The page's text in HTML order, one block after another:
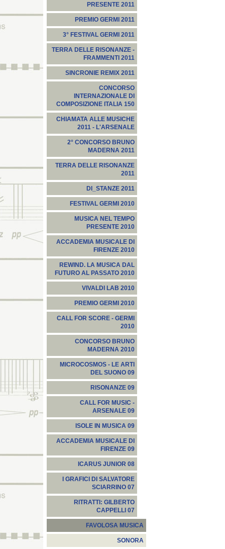
PRESENTE 2011
PREMIO GERMI 2011
3° FESTIVAL GERMI 2011
TERRA DELLE RISONANZE -
FRAMMENTI 2011
SINCRONIE REMIX 2011
CONCORSO
INTERNAZIONALE DI
COMPOSIZIONE ITALIA 150
CHIAMATA ALLE MUSICHE
2011 - L'ARSENALE
2° CONCORSO BRUNO
MADERNA 2011
TERRA DELLE RISONANZE
2011
DI_STANZE 2011
FESTIVAL GERMI 2010
MUSICA NEL TEMPO
PRESENTE 2010
ACCADEMIA MUSICALE DI
FIRENZE 2010
REWIND. LA MUSICA DAL
FUTURO AL PASSATO 2010
VIVALDI LAB 2010
PREMIO GERMI 2010
CALL FOR SCORE - GERMI
2010
CONCORSO BRUNO
MADERNA 2010
MICROCOSMOS - LE ARTI
DEL SUONO 09
RISONANZE 09
CALL FOR MUSIC -
ARSENALE 09
ISOLE IN MUSICA 09
ACCADEMIA MUSICALE DI
FIRENZE 09
ICARUS JUNIOR 08
I GRAFICI DI SALVATORE
SCIARRINO 07
RITRATTI: GILBERTO
CAPPELLI 07
FAVOLOSA MUSICA
SONORA